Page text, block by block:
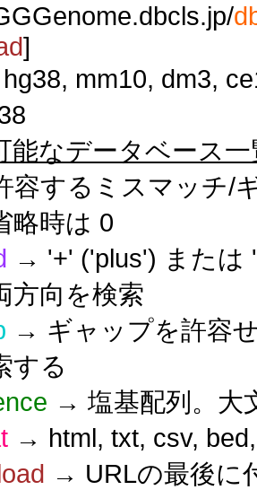
]
mm10, dm3,
能なデータベース一
容するミスマッチ/
略時は 0
→ '+' ('plus') または
方向を検索
→ ギャップを許容
する
→ 塩基配列。大
→ html, txt, csv,
→ URLの最後に